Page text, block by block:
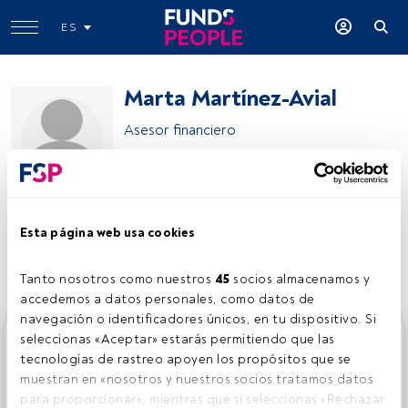
Esta página web usa cookies
Tanto nosotros como nuestros 45 socios almacenamos y
accedemos a datos personales, como datos de
navegación o identificadores únicos, en tu dispositivo. Si
seleccionas «Aceptar» estarás permitiendo que las
tecnologías de rastreo apoyen los propósitos que se
muestran en «nosotros y nuestros socios tratamos datos
para proporcionar», mientras que si seleccionas «Rechazar
ES
Marta Martínez-Avial
Asesor financiero
Compartir:
Este es un artículo exclusivo para los usuarios registrados
de FundsPeople. Si ya estás registrado, accede desde el
botón Login. Si aún no tienes cuenta, te invitamos a
registrarte y disfrutar de todo el universo que ofrece